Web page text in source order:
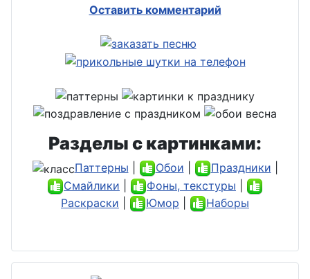
Оставить комментарий
Разделы с картинками:
Паттерны Обои Праздники
Смайлики
Фоны, текстуры
Раскраски
Юмор Наборы